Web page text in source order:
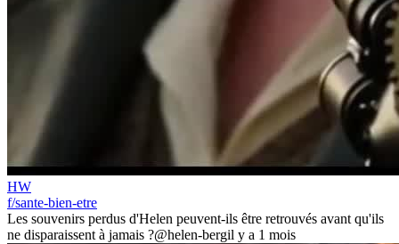
HW
f/sante-bien-etre
Les souvenirs perdus d'Helen peuvent-ils être retrouvés avant qu'ils
ne disparaissent à jamais ?@helen-bergil y a 1 mois